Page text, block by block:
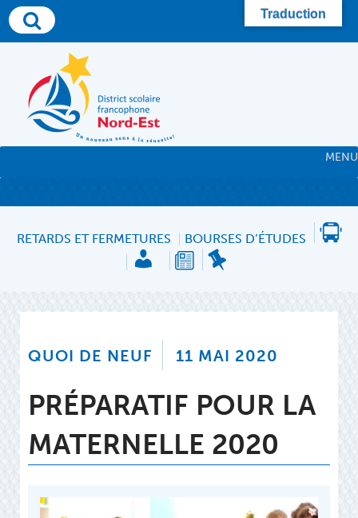
Skip
to
content
MENU
RETARDS ET FERMETURES BOURSES D’ÉTUDES
QUOI DE NEUF 11 MAI 2020
PRÉPARATIF POUR LA
MATERNELLE 2020
Traduction